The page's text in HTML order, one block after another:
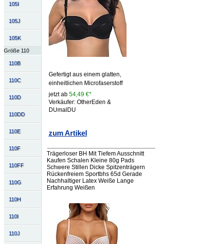
105I
105J
105K
Größe 110
110B
110C
110D
110DD
110E
110F
110FF
110G
110H
110I
110J
Gefertigt aus einem glatten,
einheitlichen Microfaserstoff
jetzt ab 54,49 €*
Verkäufer: OtherEden &
DUmalDU
zum Artikel
Trägerloser BH Mit Tiefem Ausschnitt
Kaufen Schalen Kleine 80g Pads
Schwere Stillen Dicke Spitzenträgern
Rückenfreiem Sportbhs 65d Gerade
Nachhaltiger Latex Weiße Lange
Erfahrung Weißen